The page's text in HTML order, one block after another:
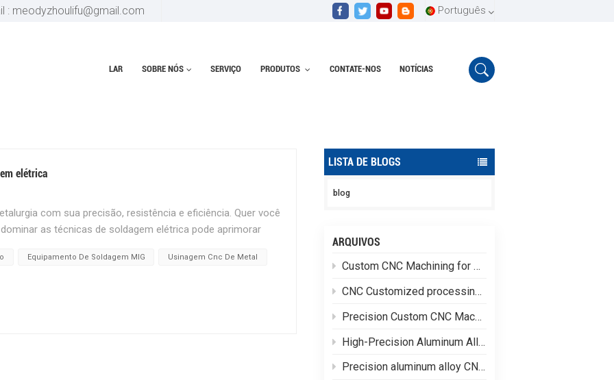
: meodyzhoulifu@gmail.com Português
English
LAR SOBRE NÓS SERVIÇO PRODUTOS CONTATE-NOS NOTÍCIAS
MIG
LISTA DE BLOGS
blog
ARQUIVOS
Custom CNC Machining for Special-Shaped Aluminum Alloy Brackets
CNC Customized processing of high-quality Special-shaped aluminum alloy parts
Precision Custom CNC Machining of Stainless Steel Flange Shaft Heads
High-Precision Aluminum Alloy CNC Custom Machining
Precision aluminum alloy CNC customized processing of shell parts
elétrica
com sua precisão, resistência e eficiência. Quer você
as técnicas de soldagem elétrica pode aprimorar
elétrica? A soldagem elétrica usa um arco elétrico para
corrente elétrica forma uma poça derretida que se
é popular para produzir juntas de alta qualidade com
elétrica 1. Soldagem por arco de metal blindado
Equipamento De Soldagem MIG Usinagem Cnc De Metal